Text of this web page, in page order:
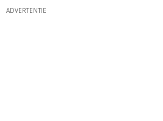
ADVERTENTIE